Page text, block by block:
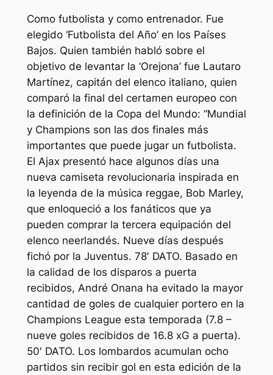
Como futbolista y como entrenador. Fue
elegido ‘Futbolista del Año’ en los Países
Bajos. Quien también habló sobre el
objetivo de levantar la ‘Orejona’ fue Lautaro
Martínez, capitán del elenco italiano, quien
comparó la final del certamen europeo con
la definición de la Copa del Mundo: “Mundial
y Champions son las dos finales más
importantes que puede jugar un futbolista.
El Ajax presentó hace algunos días una
nueva camiseta revolucionaria inspirada en
la leyenda de la música reggae, Bob Marley,
que enloqueció a los fanáticos que ya
pueden comprar la tercera equipación del
elenco neerlandés. Nueve días después
fichó por la Juventus. 78′ DATO. Basado en
la calidad de los disparos a puerta
recibidos, André Onana ha evitado la mayor
cantidad de goles de cualquier portero en la
Champions League esta temporada (7.8 –
nueve goles recibidos de 16.8 xG a puerta).
50′ DATO. Los lombardos acumulan ocho
partidos sin recibir gol en esta edición de la